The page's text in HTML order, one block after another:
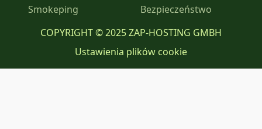
Smokeping
Bezpieczeństwo
COPYRIGHT © 2025 ZAP-HOSTING GMBH
Ustawienia plików cookie